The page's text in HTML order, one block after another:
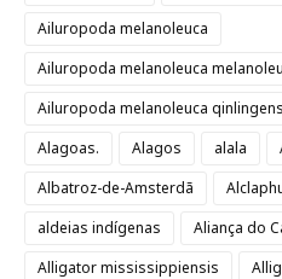
Ailuropoda melanoleuca
Ailuropoda melanoleuca
Ailuropoda melanoleuca
Alagoas.
Alagos alala
Albatroz-de-Amsterdã
aldeias indígenas
Aliança do
Alligator mississippiensis